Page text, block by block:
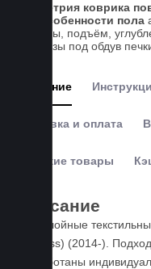
Геометрия коврика
все особенности пола
выступы, подъём,
и вырезы под обдув
Описание
Доставка и оплата
Похожие товары
Описание
Пятислойные
(C-Class) (2014-).
разработаны